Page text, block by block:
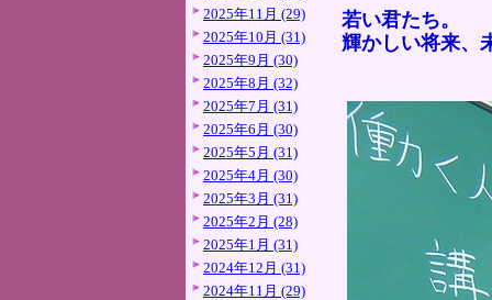
2025年11月 (29)
2025年10月 (31)
2025年9月 (30)
2025年8月 (32)
2025年7月 (31)
2025年6月 (30)
2025年5月 (31)
2025年4月 (30)
2025年3月 (31)
2025年2月 (28)
2025年1月 (31)
2024年12月 (31)
2024年11月 (29)
若い君たち。
輝かしい将来、